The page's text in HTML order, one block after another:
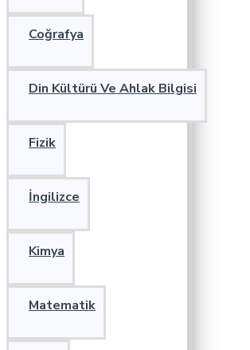
Coğrafya
Din Kültürü Ve Ahlak Bilgisi
Fizik
İngilizce
Kimya
Matematik